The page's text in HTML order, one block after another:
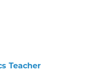
Teacher